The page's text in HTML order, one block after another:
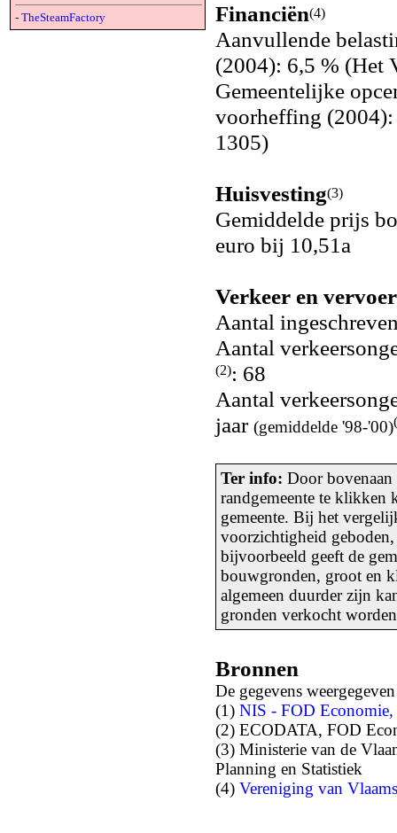
- TheSteamFactory Financiën(4)
Aanvullende
(2004): 6,5 % (Het
Gemeentelijke
voorheffing (2004):
1305)
Huisvesting(3)
Gemiddelde prijs
euro bij 10,51a
Verkeer en vervoer
Aantal
Aantal
(2): 68
Aantal
jaar (gemiddelde '98-'00)
Ter info: Door bovenaan
randgemeente te klikken
gemeente. Bij het
voorzichtigheid
bijvoorbeeld geeft de
bouwgronden, groot en
algemeen duurder zijn
gronden verkocht
Bronnen
De gegevens
(1) NIS - FOD
(2) ECODATA, FOD
(3) Ministerie van de
Planning en Statistiek
(4) Vereniging van